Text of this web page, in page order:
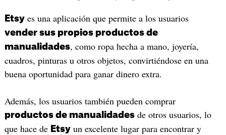
Etsyes una aplicación que permite a los usuarios
vender sus propios productos de
manualidades, como ropa hecha a mano, joyería,
cuadros, pinturas u otros objetos, convirtiéndose en una
buena oportunidad para ganar dinero extra.
Además, los usuarios también pueden comprar
productos de manualidadesde otros usuarios, lo
que hace de Etsyun excelente lugar para encontrar y